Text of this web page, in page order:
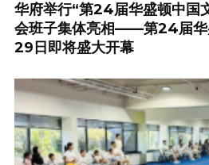
华府举行“第24届华盛顿中国
会班子集体亮相——第24届华
29日即将盛大开幕